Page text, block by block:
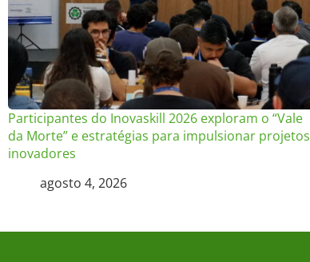
Participantes do Inovaskill 2026 exploram o “Vale
da Morte” e estratégias para impulsionar projetos
inovadores
agosto 4, 2026